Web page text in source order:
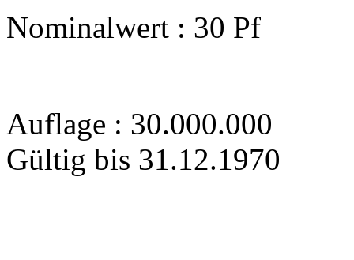
Nominalwert : 30 Pf
Auflage : 30.000.000
Gültig bis 31.12.1970